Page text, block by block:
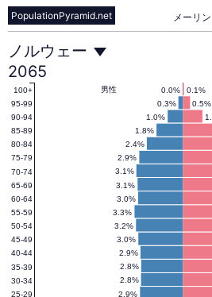
メーリ
PopulationPyramid.net
ノ
ル
ウ
ェ
ー
の
ノルウェー
2065
2.9%
2.8%
2.8%
2.9%
3.0%
3.2%
3.3%
3.0%
3.1%
3.1%
2.9%
2.4%
1.8%
1.0%
0.5%
0.3%
0.1%
0.0%
男性
25-29
30-34
35-39
40-44
45-49
50-54
55-59
60-64
65-69
70-74
75-79
80-84
85-89
90-94
95-99
100+